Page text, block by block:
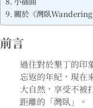
關於《灣臥
前言
過往對於墾丁的印
忘返的年紀，現在
大自然，享受不被
距離的「灣臥」。